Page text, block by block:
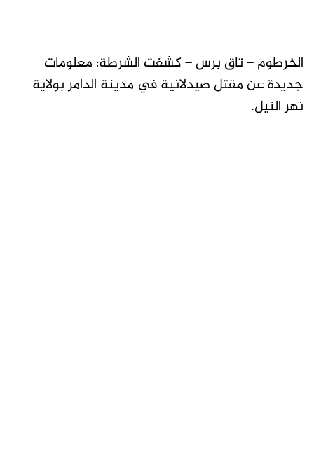
الخرطوم – تاق برس – كشفت الشرطة؛ معلومات
جديدة عن مقتل صيدلانية في مدينة الدامر بولاية
نهر النيل.